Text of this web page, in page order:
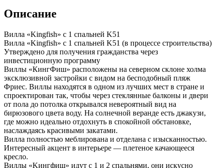
Описание
Вилла «Kingfish» с 1 спальней K51
Вилла «Kingfish» с 1 спальней K51 (в процессе строительства)
Утверждено для получения гражданства через
инвестиционную программу
Виллы «КингФиш» расположены на северном склоне холма
эксклюзивной застройки с видом на бесподобный пляж
Фриес. Виллы находятся в одном из лучших мест в стране и
спроектирован так, чтобы через стеклянные балконы и двери
от пола до потолка открывался невероятный вид на
бирюзового цвета воду. На солнечной веранде есть джакузи,
где можно идеально отдохнуть в спокойной обстановке,
наслаждаясь красивыми закатами.
Вилла полностью меблирована и отделана с изысканностью.
Интересный акцент в интерьере — плетеное качающееся
кресло.
Виллы «Kингфиш» идут с 1 и 2 спальнями, они искусно